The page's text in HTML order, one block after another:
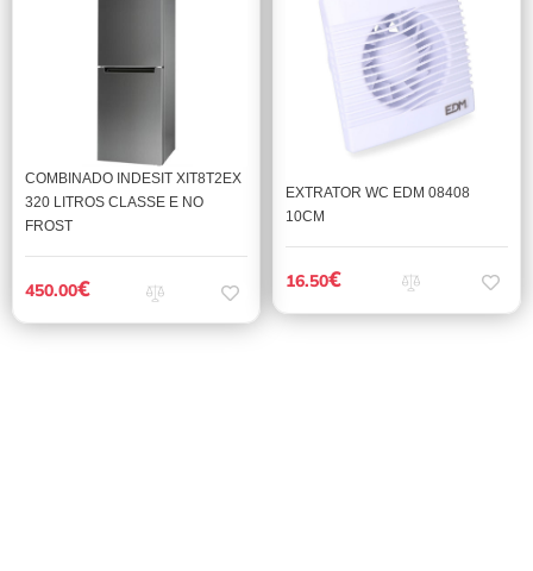
COMBINADO INDESIT XIT8T2EX
320 LITROS CLASSE E NO
FROST
450.00€
EXTRATOR WC EDM 08408
10CM
16.50€